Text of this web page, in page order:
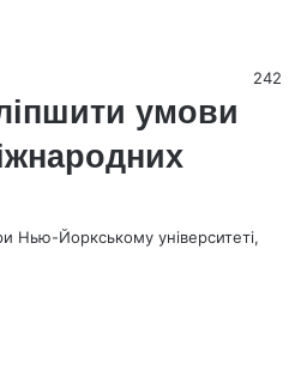
242
умови
Нью-Йоркському університеті,